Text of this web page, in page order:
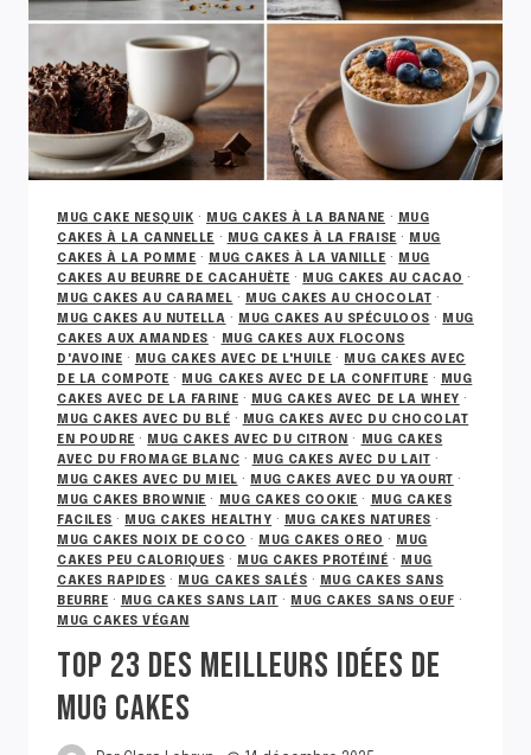
MUG CAKE NESQUIK · MUG CAKES À LA BANANE ·
MUG
CAKES À LA CANNELLE · MUG CAKES À LA FRAISE ·
MUG
CAKES À LA POMME · MUG CAKES À LA VANILLE ·
MUG
CAKES AU BEURRE DE CACAHUÈTE · MUG CAKES AU CACAO ·
MUG CAKES AU CARAMEL · MUG CAKES AU CHOCOLAT ·
MUG CAKES AU NUTELLA · MUG CAKES AU SPÉCULOOS ·
MUG
CAKES AUX AMANDES ·
MUG CAKES AUX FLOCONS
D'AVOINE · MUG CAKES AVEC DE L'HUILE ·
MUG CAKES AVEC
DE LA COMPOTE · MUG CAKES AVEC DE LA CONFITURE ·
MUG
CAKES AVEC DE LA FARINE · MUG CAKES AVEC DE LA WHEY ·
MUG CAKES AVEC DU BLÉ ·
MUG CAKES AVEC DU CHOCOLAT
EN POUDRE · MUG CAKES AVEC DU CITRON ·
MUG CAKES
AVEC DU FROMAGE BLANC · MUG CAKES AVEC DU LAIT ·
MUG CAKES AVEC DU MIEL · MUG CAKES AVEC DU YAOURT ·
MUG CAKES BROWNIE · MUG CAKES COOKIE ·
MUG CAKES
FACILES · MUG CAKES HEALTHY · MUG CAKES NATURES ·
MUG CAKES NOIX DE COCO · MUG CAKES OREO ·
MUG
CAKES PEU CALORIQUES · MUG CAKES PROTÉINÉ ·
MUG
CAKES RAPIDES · MUG CAKES SALÉS ·
MUG CAKES SANS
BEURRE · MUG CAKES SANS LAIT · MUG CAKES SANS OEUF ·
MUG CAKES VÉGAN
TOP 23 DES MEILLEURS IDÉES DE
MUG CAKES